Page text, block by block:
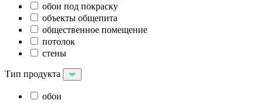
обои под покраску
объекты общепита
общественное помещение
потолок
стены
Тип продукта
обои